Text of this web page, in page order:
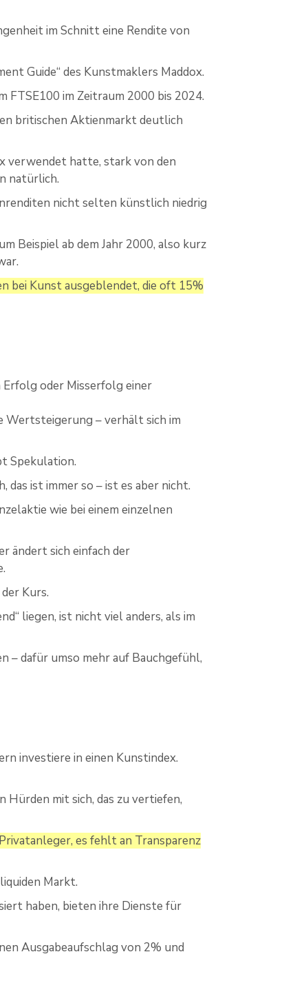
im Schnitt eine Rendite von
Guide“ des Kunstmaklers Maddox.
FTSE100 im Zeitraum 2000 bis 2024.
britischen Aktienmarkt deutlich
verwendet hatte, stark von den
natürlich.
nicht selten künstlich niedrig
Beispiel ab dem Jahr 2000, also kurz
bei Kunst ausgeblendet, die oft 15%
Erfolg oder Misserfolg einer
Wertsteigerung – verhält sich im
Spekulation.
das ist immer so – ist es aber nicht.
wie bei einem einzelnen
ändert sich einfach der
Kurs.
liegen, ist nicht viel anders, als im
– dafür umso mehr auf Bauchgefühl,
investiere in einen Kunstindex.
mit sich, das zu vertiefen,
es fehlt an Transparenz
Markt.
haben, bieten ihre Dienste für
Ausgabeaufschlag von 2% und